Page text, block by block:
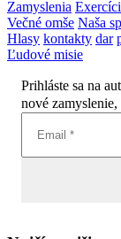
Zamyslenia
Večné omše Naša
Hlasy kontakty dar
Ľudové misie
Prihláste sa na
nové